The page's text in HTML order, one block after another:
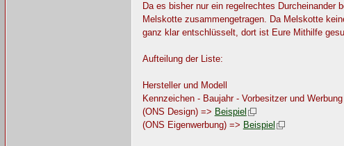
Da es bisher nur ein regelrechtes
Melskotte zusammengetragen. Da Melskotte
ganz klar entschlüsselt, dort ist Eure Mithilfe
Aufteilung der Liste:
Hersteller und Modell
Kennzeichen - Baujahr - Vorbesitzer und Werbung
(ONS Design) => Beispiel
(ONS Eigenwerbung) => Beispiel